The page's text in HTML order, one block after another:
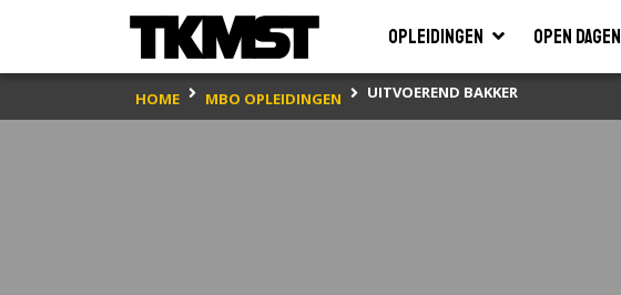
Opleidingen Open dagen
HOME MBO OPLEIDINGEN UITVOEREND BAKKER